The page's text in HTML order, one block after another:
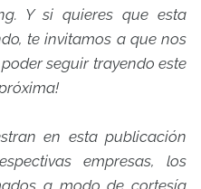
Y si quieres que esta
te invitamos a que nos
seguir trayendo este
en esta publicación
empresas, los
a modo de cortesía